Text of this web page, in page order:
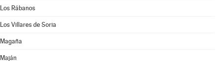
Los Rábanos
Los Villares de Soria
Magaña
Maján